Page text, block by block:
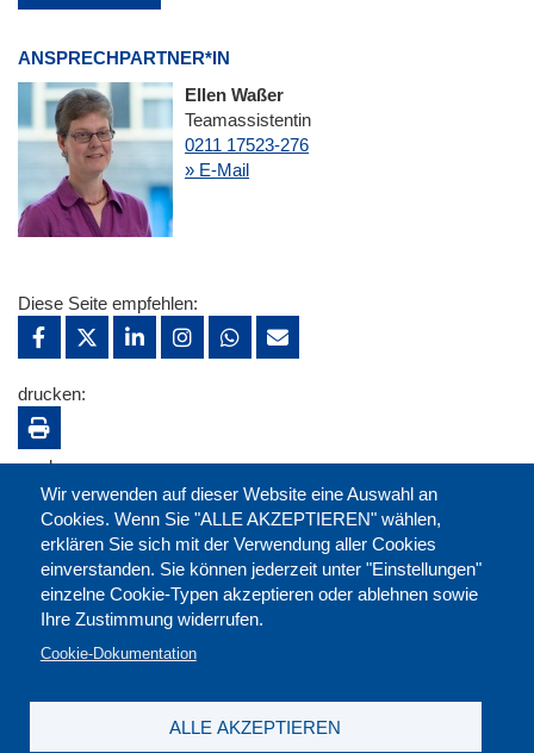
ANSPRECHPARTNER*IN
Ellen Waßer
Teamassistentin
0211 17523-276
» E-Mail
Wir verwenden auf dieser Website eine Auswahl an
Cookies. Wenn Sie "ALLE AKZEPTIEREN" wählen,
erklären Sie sich mit der Verwendung aller Cookies
einverstanden. Sie können jederzeit unter "Einstellungen"
einzelne Cookie-Typen akzeptieren oder ablehnen sowie
Ihre Zustimmung widerrufen.
Cookie-Dokumentation
ALLE AKZEPTIEREN
Diese Seite empfehlen:
drucken:
merken: